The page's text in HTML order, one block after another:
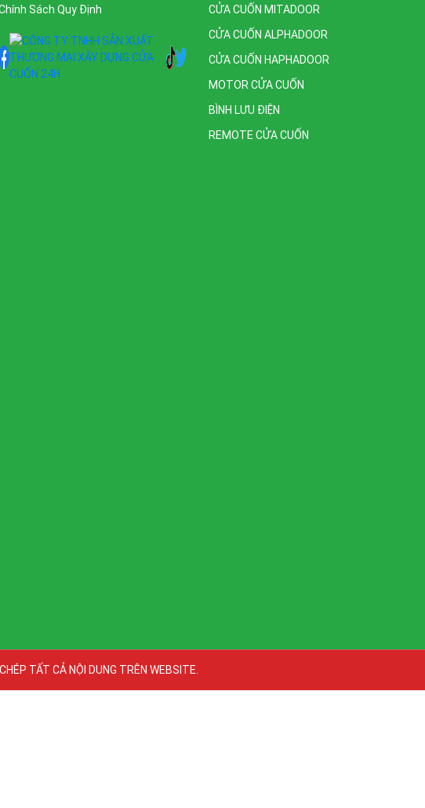
Sách Quy Định
CỬA CUỐN MITADOOR
CỬA CUỐN ALPHADOOR
CỬA CUỐN HAPHADOOR
MOTOR CỬA CUỐN
BÌNH LƯU ĐIỆN
REMOTE CỬA CUỐN
TẤT CẢ NỘI DUNG TRÊN WEBSITE